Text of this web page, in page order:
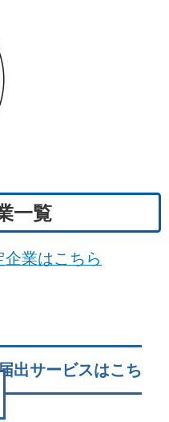
一覧
企業はこちら
出サービスはこち